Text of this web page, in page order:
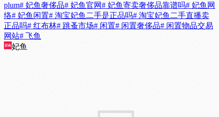
plum# 妃鱼奢侈品# 妃鱼官网# 妃鱼寄卖奢侈品靠谱吗# 妃鱼网
络# 妃鱼闲置# 淘宝妃鱼二手是正品吗# 淘宝妃鱼二手直播卖
正品吗# 红布林# 跳蚤市场# 闲置# 闲置奢侈品# 闲置物品交易
网站# 飞鱼
妃鱼